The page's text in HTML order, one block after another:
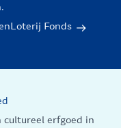
Fonds
erfgoed in